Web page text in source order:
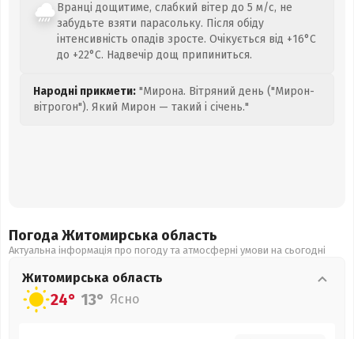
Вранці дощитиме, слабкий вітер до 5 м/с, не
забудьте взяти парасольку. Після обіду
інтенсивність опадів зросте. Очікується від +16°C
до +22°C. Надвечір дощ припиниться.
Народні прикмети: "Мирона. Вітряний день ("Мирон-
вітрогон"). Який Мирон — такий і січень."
Погода Житомирська область
Актуальна інформація про погоду та атмосферні умови на сьогодні
Житомирська область
24° 13° Ясно